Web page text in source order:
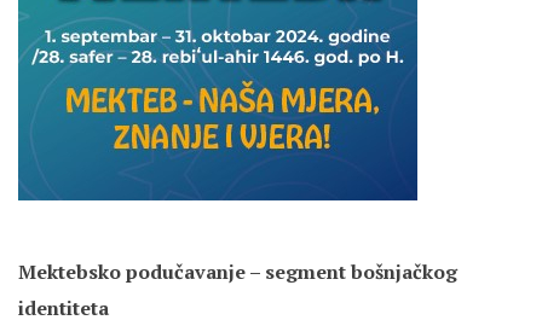
Mektebsko podučavanje – segment bošnjačkog
identiteta